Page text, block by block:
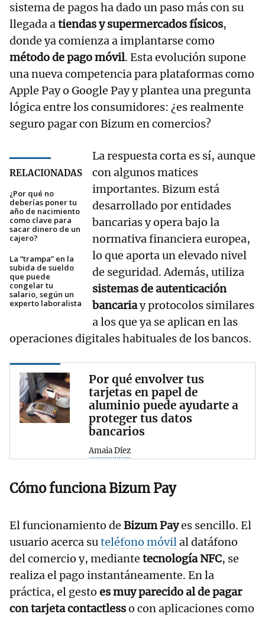
sistema de pagos ha dado un paso más con su
llegada atiendas y supermercados físicos,
donde ya comienza a implantarse como
método de pago móvil. Esta evolución supone
una nueva competencia para plataformas como
Apple Pay o Google Pay y plantea una pregunta
lógica entre los consumidores: ¿es realmente
seguro pagar con Bizum en comercios?
RELACIONADAS
¿Por qué no
deberías poner tu
año de nacimiento
como clave para
sacar dinero de un
cajero?
La “trampa” en la
subida de sueldo
que puede
congelar tu
salario, según un
experto laboralista
La respuesta corta es sí, aunque
con algunos matices
importantes. Bizum está
desarrollado por entidades
bancarias y opera bajo la
normativa financiera europea,
lo que aporta un elevado nivel
de seguridad. Además, utiliza
sistemas de autenticación
bancariay protocolos similares
a los que ya se aplican en las
operaciones digitales habituales de los bancos.
Por qué envolver tus
tarjetas en papel de
aluminio puede ayudarte a
proteger tus datos
bancarios
Amaia Díez
Cómo funciona Bizum Pay
El funcionamiento de Bizum Payes sencillo. El
usuario acerca suteléfono móvilal datáfono
del comercio y, mediante tecnología NFC, se
realiza el pago instantáneamente. En la
práctica, el gesto es muy parecido al de pagar
con tarjeta contactlesso con aplicaciones como